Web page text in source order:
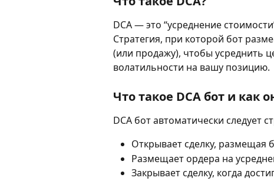
DCA — это “усреднение
Стратегия, при которой бот
(или продажу), чтобы усреднить
волатильности на вашу позицию.
Что такое DCA бот и как
DCA бот автоматически следует
Открывает сделку, размещая
Размещает ордера на
Закрывает сделку, когда